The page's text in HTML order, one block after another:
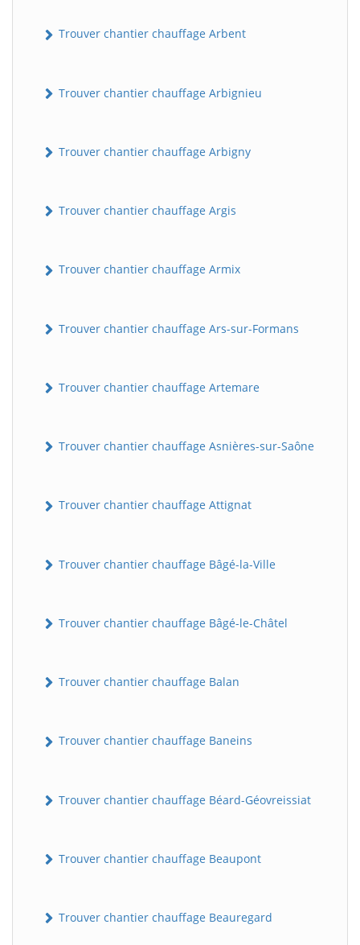
Trouver chantier chauffage Arbent
Trouver chantier chauffage Arbignieu
Trouver chantier chauffage Arbigny
Trouver chantier chauffage Argis
Trouver chantier chauffage Armix
Trouver chantier chauffage Ars-sur-Formans
Trouver chantier chauffage Artemare
Trouver chantier chauffage Asnières-sur-Saône
Trouver chantier chauffage Attignat
Trouver chantier chauffage Bâgé-la-Ville
Trouver chantier chauffage Bâgé-le-Châtel
Trouver chantier chauffage Balan
Trouver chantier chauffage Baneins
Trouver chantier chauffage Béard-Géovreissiat
Trouver chantier chauffage Beaupont
Trouver chantier chauffage Beauregard